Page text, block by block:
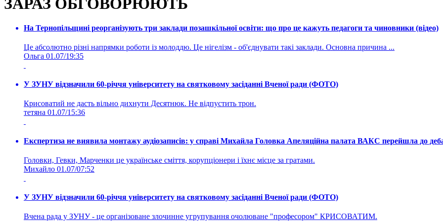
На Тернопільщині реорганізують три заклади позашкільної освіти: що про це кажуть педагоги та чиновники (відео)
Це абсолютно різні напрямки роботи із молоддю. Це нігелізм - об'єднувати такі заклади. Основна причина ...
Ольга 01.07/19:35
У ЗУНУ відзначили 60-річчя університету на святковому засіданні Вченої ради (ФОТО)
Крисоватий не дасть вільно дихнути Десятнюк. Не відпустить трон.
тетяна 01.07/15:36
Експертиза не виявила монтажу аудіозаписів: у справі Михайла Головка Апеляційна палата ВАКС перейшла до
Головки, Гевки, Марченки це українське сміття, корупціонери і їхнє місце за гратами.
Михайло 01.07/07:52
У ЗУНУ відзначили 60-річчя університету на святковому засіданні Вченої ради (ФОТО)
Вчена рада у ЗУНУ - це організоване злочинне угрупування очолюване "професором" КРИСОВАТИМ.